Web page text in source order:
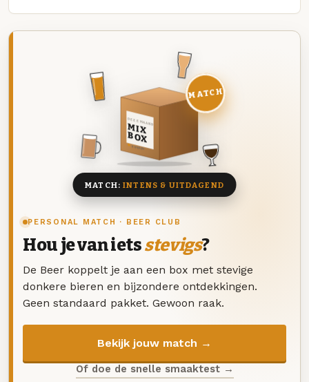
PERSONAL MATCH · BEER CLUB
Hou je van ietsstevigs?
De Beer koppelt je aan een box met stevige
donkere bieren en bijzondere ontdekkingen.
Geen standaard pakket. Gewoon raak.
Bekijk jouw match →
Of doe de snelle smaaktest →
DEZE MAAND
MIX
BOX
8 BIEREN
MATCH
MATCH:INTENS & UITDAGEND